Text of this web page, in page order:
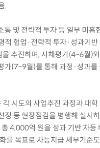
.
통 및 전략적 투자 등 일부 미흡
적 협업·전략적 투자·성과기
을 추진하며, 자체평가(4~6월)
가(7~9월)를 통해 과정·성과를
시도의 사업추진 과정과 대학
정 등 현장점검을 병행해 실시
4,000억 원을 성과 기반 차등
를 목표로 차등지급 세부기준